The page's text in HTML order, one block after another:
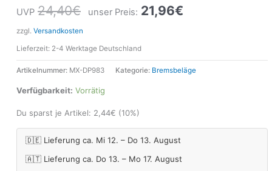
UVP 24,40€ unser Preis: 21,96€
zzgl. Versandkosten
Lieferzeit: 2-4 Werktage Deutschland
Artikelnummer: MX-DP983 Kategorie: Bremsbeläge
Verfügbarkeit: Vorrätig
Du sparst je Artikel: 2,44€ (10%)
🇩🇪 Lieferung ca. Mi 12. – Do 13. August
🇦🇹 Lieferung ca. Do 13. – Mo 17. August